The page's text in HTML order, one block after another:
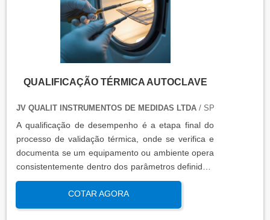
QUALIFICAÇÃO TÉRMICA AUTOCLAVE
JV QUALIT INSTRUMENTOS DE MEDIDAS LTDA/ SP
A qualificação de desempenho é a etapa final do
processo de validação térmica, onde se verifica e
documenta se um equipamento ou ambiente opera
consistentemente dentro dos parâmetros definidos,
sob condições reais de uso. Esta qualificação
assegura que os processos atendem aos requisitos
regulatórios e de qualidade, garantindo segurança
COTAR AGORA